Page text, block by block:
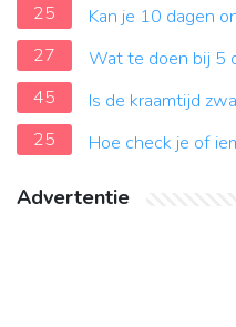
25
Kan je 10 dagen
27
Wat te doen bij 5
45
Is de kraamtijd
25
Hoe check je of
Advertentie